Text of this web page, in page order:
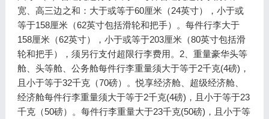
宽、高三边之和：大于或等于60厘米（24英寸），小于或
等于158厘米（62英寸包括滑轮和把手）。每件行李大于
158厘米（62英寸），小于或等于203厘米（80英寸包括滑
轮和把手），须另行支付超限行李费用。2、重量豪华头等
舱、头等舱、公务舱每件行李重量须大于等于2千克(4磅)，
且小于等于32千克（70磅）。悦享经济舱、超级经济舱、
经济舱每件行李重量须大于等于2千克(4磅)，且小于等于23
千克（50磅）。每件行李重量大于23千克(50磅)，且小于等